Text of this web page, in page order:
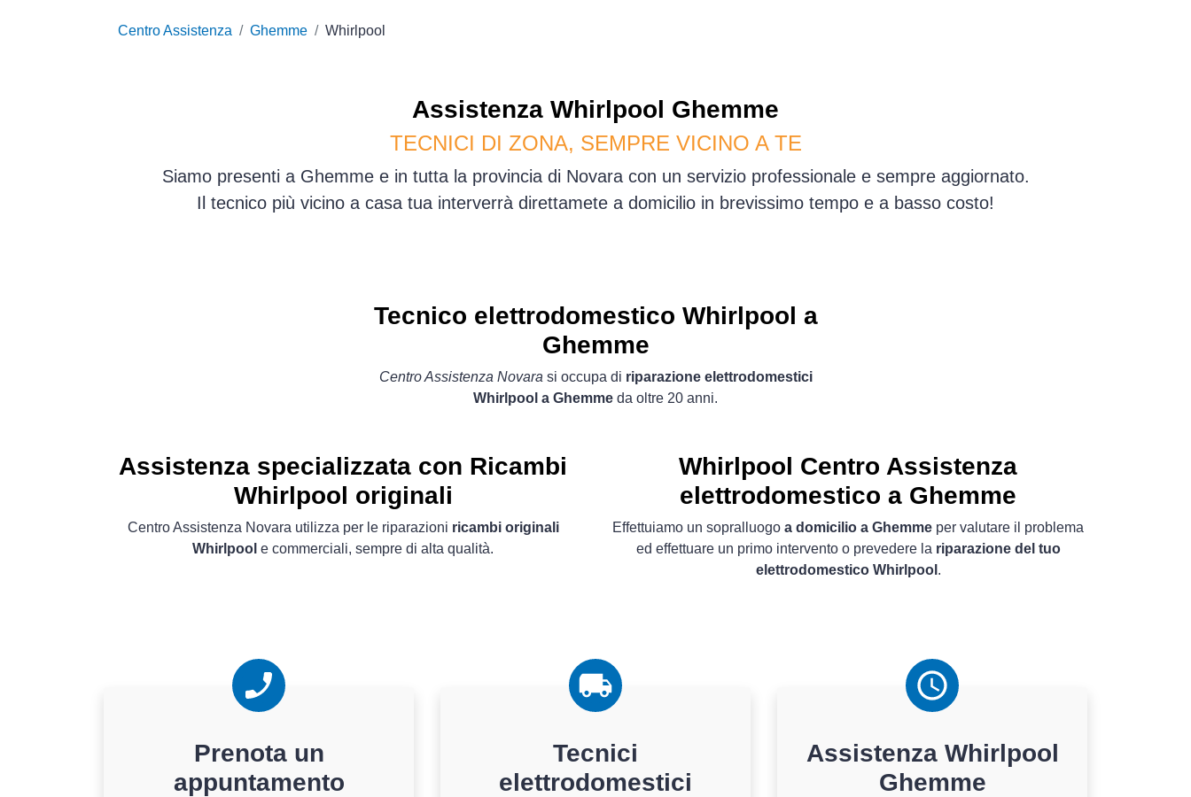
Centro Assistenza Ghemme Whirlpool
Assistenza Whirlpool Ghemme
TECNICI DI ZONA, SEMPRE VICINO A TE
Siamo presenti a Ghemme e in tutta la provincia di Novara con un servizio professionale e sempre aggiornato.
Il tecnico più vicino a casa tua interverrà direttamete a domicilio in brevissimo tempo e a basso costo!
Tecnico elettrodomestico Whirlpool a
Ghemme
Centro Assistenza Novara si occupa di riparazione elettrodomestici
Whirlpool a Ghemme da oltre 20 anni.
Assistenza specializzata con Ricambi
Whirlpool originali
Centro Assistenza Novara utilizza per le riparazioni ricambi originali
Whirlpool e commerciali, sempre di alta qualità.
Whirlpool Centro Assistenza
elettrodomestico a Ghemme
Effettuiamo un sopralluogo a domicilio a Ghemme per valutare il problema
ed effettuare un primo intervento o prevedere la riparazione del tuo
elettrodomestico Whirlpool .
Prenota un
appuntamento
Tecnici
elettrodomestici
Assistenza Whirlpool
Ghemme